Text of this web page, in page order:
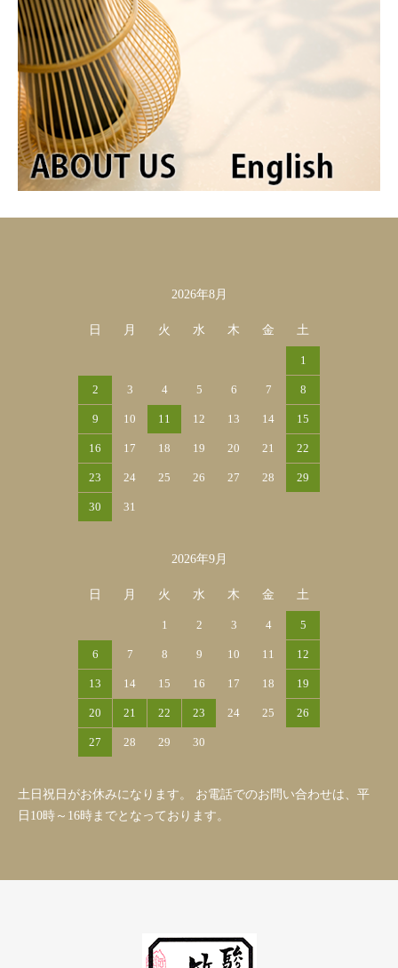
2026年8月
日 月 火 水 木 金 土
1
2 3 4 5 6 7 8
9 10 11 12 13 14 15
16 17 18 19 20 21 22
23 24 25 26 27 28 29
30 31
2026年9月
日 月 火 水 木 金 土
1 2 3 4 5
6 7 8 9 10 11 12
13 14 15 16 17 18 19
20 21 22 23 24 25 26
27 28 29 30
土日祝日がお休みになります。 お電話でのお問い合わせは、平
日10時～16時までとなっております。